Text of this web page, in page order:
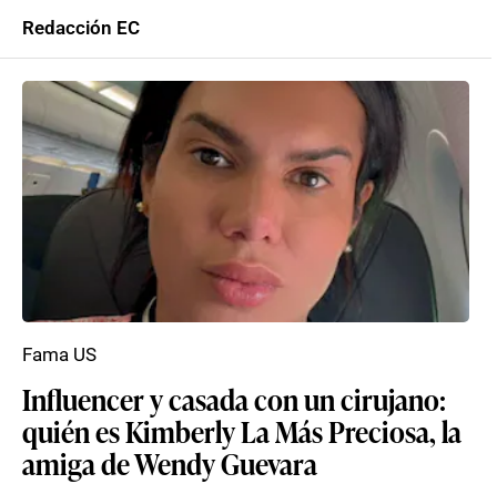
Redacción EC
Influencer y casada con un cirujano:
quién es Kimberly La Más Preciosa, la
amiga de Wendy Guevara
Fama US